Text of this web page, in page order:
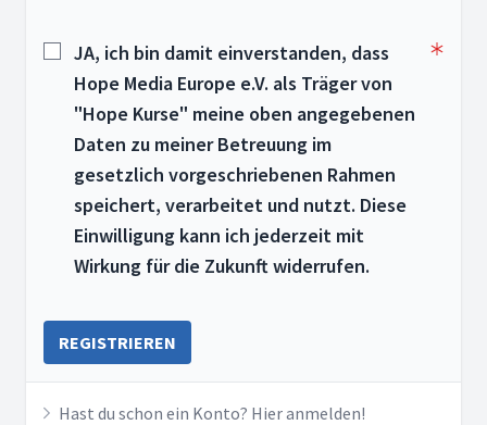
JA, ich bin damit einverstanden, dass
Hope Media Europe e.V. als Träger von
"Hope Kurse" meine oben angegebenen
Daten zu meiner Betreuung im
gesetzlich vorgeschriebenen Rahmen
speichert, verarbeitet und nutzt. Diese
Einwilligung kann ich jederzeit mit
Wirkung für die Zukunft widerrufen.
REGISTRIEREN
Hast du schon ein Konto? Hier anmelden!